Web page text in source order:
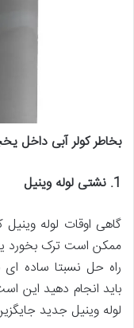
بخاطر کولر آبی داخل
1. نشتی لوله وینیل
گاهی اوقات لوله
ممکن است ترک بخورد
راه حل نسبتا ساده
باید انجام دهید این
لوله وینیل جدید جایگزین کنید. 2. هوای